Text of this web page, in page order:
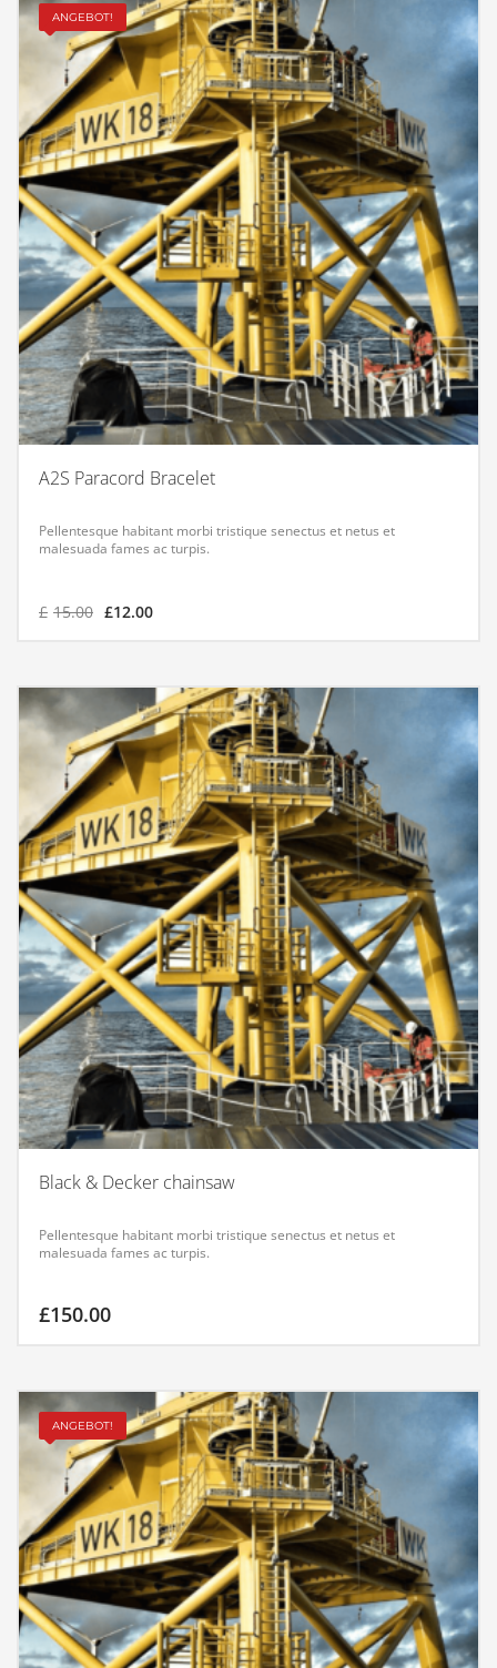
ANGEBOT!
A2S Paracord Bracelet
Pellentesque habitant morbi tristique senectus et netus et
malesuada fames ac turpis.
£ 15.00 £12.00
Black & Decker chainsaw
Pellentesque habitant morbi tristique senectus et netus et
malesuada fames ac turpis.
£150.00
ANGEBOT!